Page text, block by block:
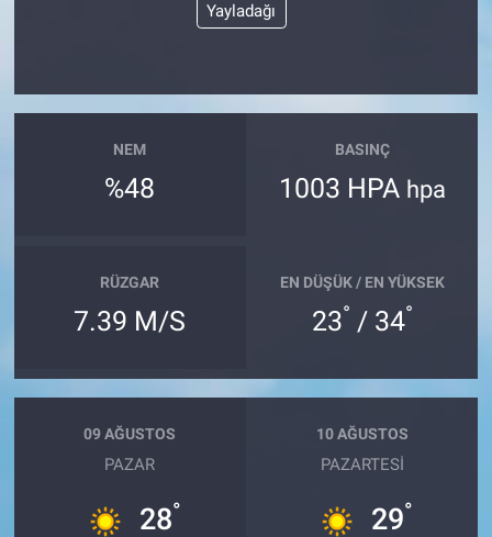
Yayladağı
NEM
%48
BASINÇ
1003 HPA hpa
RÜZGAR
7.39 M/S
EN DÜŞÜK / EN YÜKSEK
23° / 34°
09 AĞUSTOS
PAZAR
28°
10 AĞUSTOS
PAZARTESI
29°